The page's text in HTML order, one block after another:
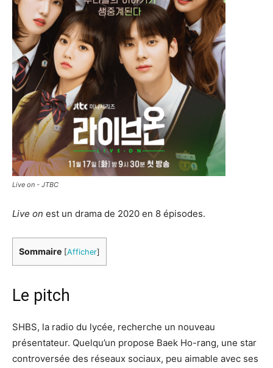
Live on - JTBC
Live on est un drama de 2020 en 8 épisodes.
Sommaire [Afficher]
Le pitch
SHBS, la radio du lycée, recherche un nouveau
présentateur. Quelqu’un propose Baek Ho-rang, une star
controversée des réseaux sociaux, peu aimable avec ses